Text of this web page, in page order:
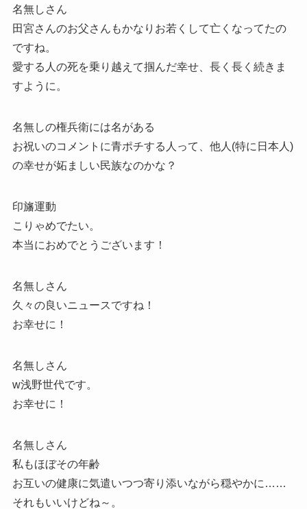
名無しさん
田宮さんのお父さんもかなりお若くして亡くなってたの
ですね。
愛する人の死を乗り越えて掴んだ幸せ、長く長く続きま
すように。
名無しの権兵衛には名がある
お祝いのコメントに青ポチする人って、他人(特に日本人)
の幸せが妬ましい民族なのかな？
印旛運動
こりゃめでたい。
本当におめでとうございます！
名無しさん
久々の良いニュースですね！
お幸せに！
名無しさん
w浅野世代です。
お幸せに！
名無しさん
私もほぼその年齢
お互いの健康に気遣いつつ寄り添いながら穏やかに……
それもいいけどね～。